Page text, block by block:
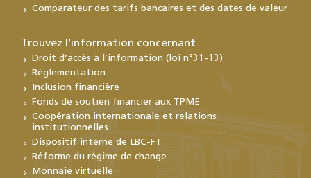
Comparateur des tarifs bancaires et des dates de valeur
Trouvez l’information concernant
Droit d’accès à l’information (loi n°31-13)
Réglementation
Inclusion financière
Fonds de soutien financier aux TPME
Coopération internationale et relations
institutionnelles
Dispositif interne de LBC-FT
Réforme du régime de change
Monnaie virtuelle